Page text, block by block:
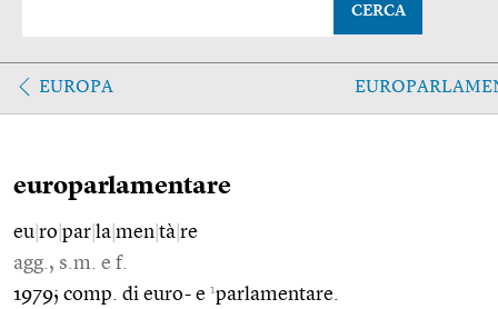
CERCA
EUROPA
europarlamentare
eu ro par la men tà re
agg., s.m. e f.
1979; comp. di euro- e 1parlamentare.